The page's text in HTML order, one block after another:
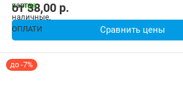
от38,00 p.
Сравнить цены
до -7%